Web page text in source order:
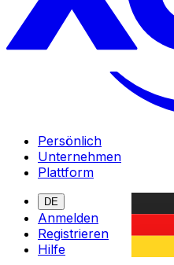
Persönlich
Unternehmen
Plattform
DE
Anmelden
Registrieren
Hilfe